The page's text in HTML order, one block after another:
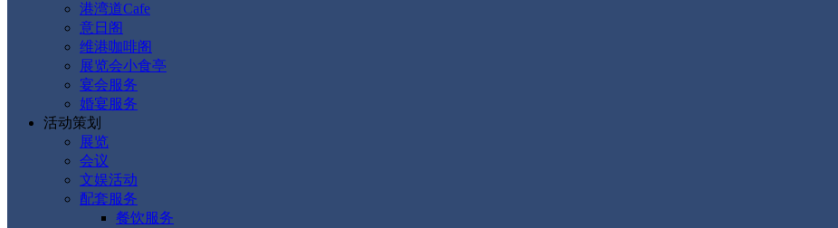
港湾道Cafe
意日阁
维港咖啡阁
展览会小食亭
宴会服务
婚宴服务
活动策划
展览
会议
文娱活动
配套服务
餐饮服务